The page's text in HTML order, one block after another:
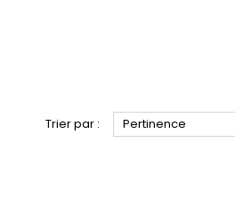
Trier par : Pertinence